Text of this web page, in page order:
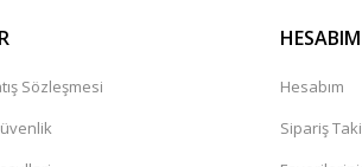
Sözleşmesi
HESABIM
Hesabım
Sipariş